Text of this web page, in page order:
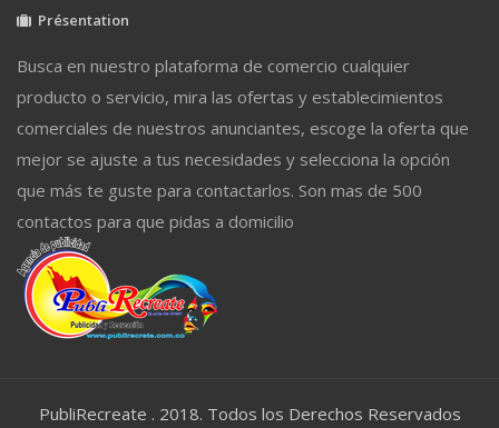
Présentation
Busca en nuestro plataforma de comercio cualquier
producto o servicio, mira las ofertas y establecimientos
comerciales de nuestros anunciantes, escoge la oferta que
mejor se ajuste a tus necesidades y selecciona la opción
que más te guste para contactarlos. Son mas de 500
contactos para que pidas a domicilio
PubliRecreate . 2018. Todos los Derechos Reservados